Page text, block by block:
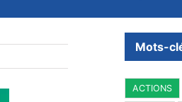
Mots-
ACTIONS